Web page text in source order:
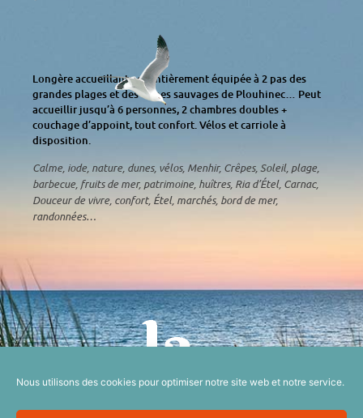
Nous utilisons des cookies pour optimiser notre site web et notre service.
Longère accueillante et entièrement équipée à 2 pas des
grandes plages et des dunes sauvages de Plouhinec… Peut
accueillir jusqu’à 6 personnes, 2 chambres doubles +
couchage d’appoint, tout confort. Vélos et carriole à
disposition.
Calme, iode, nature, dunes, vélos, Menhir, Crêpes, Soleil, plage,
barbecue, fruits de mer, patrimoine, huîtres, Ria d’Étel, Carnac,
Douceur de vivre, confort, Étel, marchés, bord de mer,
randonnées…